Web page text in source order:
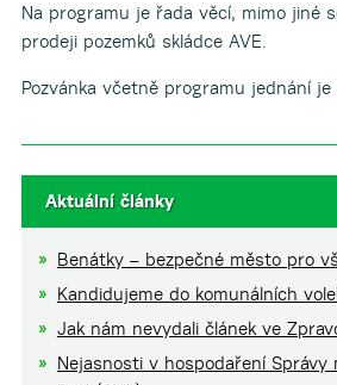
Na programu je řada věcí, mimo jiné
prodeji pozemků skládce AVE.
Pozvánka včetně programu jednání je
Aktuální články
Benátky – bezpečné město pro
Kandidujeme do komunálních
Jak nám nevydali článek ve
Nejasnosti v hospodaření Správy